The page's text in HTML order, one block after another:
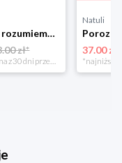
Już się nie rozumiemy! Jak przeżyć czas trzaskających drzwi Esprit
zł*
*najniższa cena z 30 dni przed obniżką
Natuli
37.00 zł